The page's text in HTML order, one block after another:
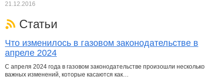
21.12.2016
Статьи
Что изменилось в газовом законодательстве в
апреле 2024
С апреля 2024 года в газовом законодательстве произошли несколько
важных изменений, которые касаются как…